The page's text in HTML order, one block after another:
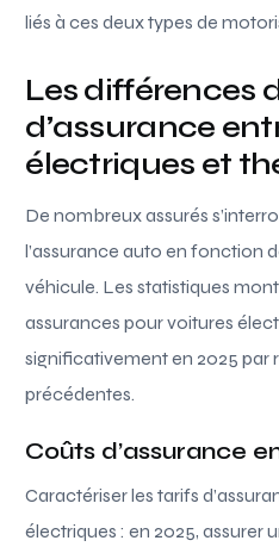
liés à ces deux types de
Les différences
d’assurance
électriques et
De nombreux assurés
l’assurance auto en fonction
véhicule. Les statistiques
assurances pour voitures
significativement en 2025 par
précédentes.
Coûts d’assurance
Caractériser les tarifs
électriques : en 2025, assurer